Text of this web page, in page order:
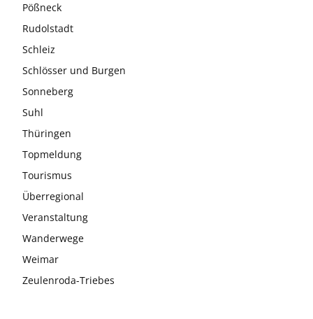
Pößneck
Rudolstadt
Schleiz
Schlösser und Burgen
Sonneberg
Suhl
Thüringen
Topmeldung
Tourismus
Überregional
Veranstaltung
Wanderwege
Weimar
Zeulenroda-Triebes